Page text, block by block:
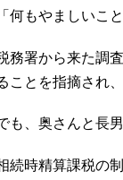
「何もやましいこ
務署から来た調
ことを指摘され
も、奥さんと長
続時精算課税の